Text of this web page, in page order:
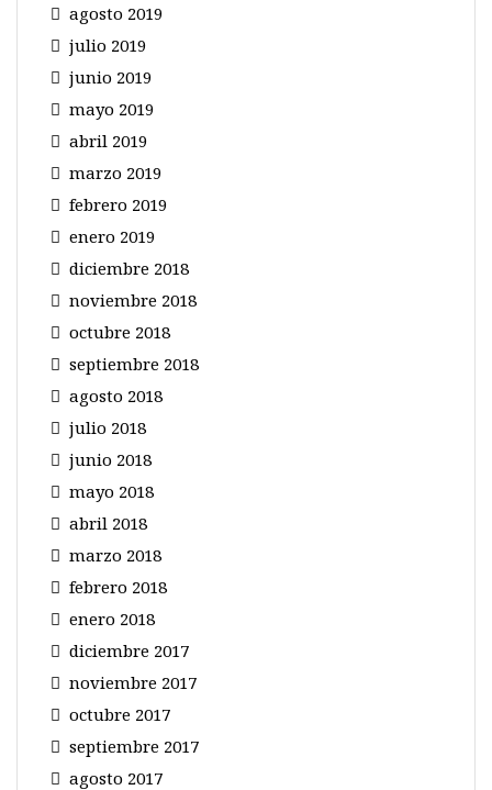
agosto 2019
julio 2019
junio 2019
mayo 2019
abril 2019
marzo 2019
febrero 2019
enero 2019
diciembre 2018
noviembre 2018
octubre 2018
septiembre 2018
agosto 2018
julio 2018
junio 2018
mayo 2018
abril 2018
marzo 2018
febrero 2018
enero 2018
diciembre 2017
noviembre 2017
octubre 2017
septiembre 2017
agosto 2017